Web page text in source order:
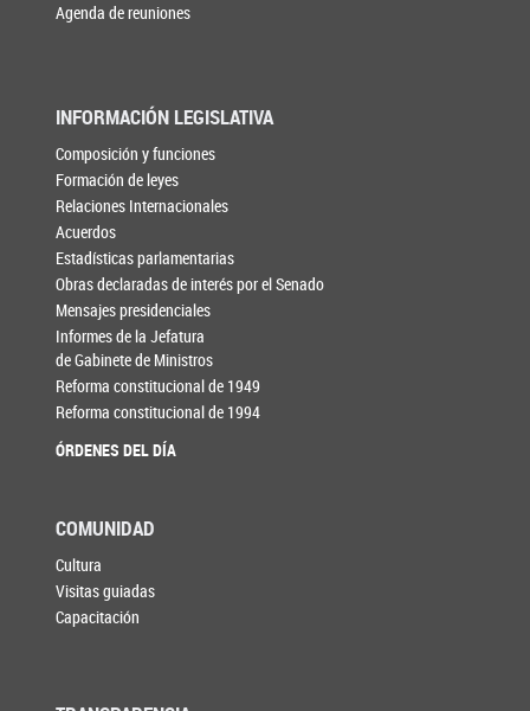
Agenda de reuniones
INFORMACIÓN LEGISLATIVA
Composición y funciones
Formación de leyes
Relaciones Internacionales
Acuerdos
Estadísticas parlamentarias
Obras declaradas de interés por el Senado
Mensajes presidenciales
Informes de la Jefatura
de Gabinete de Ministros
Reforma constitucional de 1949
Reforma constitucional de 1994
ÓRDENES DEL DÍA
COMUNIDAD
Cultura
Visitas guiadas
Capacitación